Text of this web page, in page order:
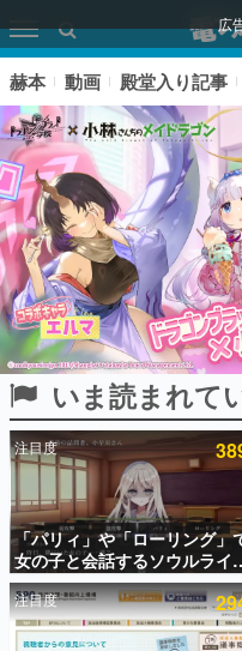
広
ピックアップ
電ファミのいま読まれてい
アプリセール情報
インタビュー
連載・特集一
赫本 動画 殿堂入り記事
いま読まれて
注目度
「パリィ」や「ローリング」
女の子と会話するソウルライ
恋愛ゲーム『小早川さんはソ
ルライク』無料公開。返事に
敗すると「YOU DIED」
注目度